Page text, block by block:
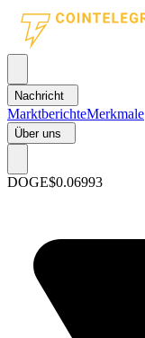
Nachricht
MarktberichteMerkmale
Über uns
DOGE$0.06993